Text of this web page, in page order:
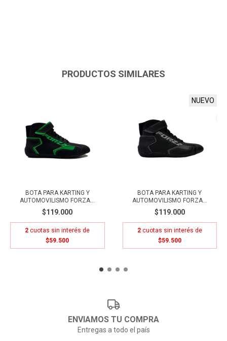
PRODUCTOS SIMILARES
BOTA PARA KARTING Y
AUTOMOVILISMO FORZA...
$119.000
2 cuotas sin interés de
$59.500
NUEVO
BOTA PARA KARTING Y
AUTOMOVILISMO FORZA...
$119.000
2 cuotas sin interés de
$59.500
ENVIAMOS TU COMPRA
Entregas a todo el país